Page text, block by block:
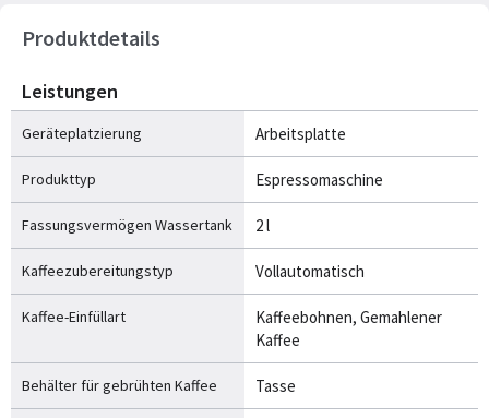
Produktdetails
Leistungen
Geräteplatzierung Arbeitsplatte
Produkttyp Espressomaschine
Fassungsvermögen Wassertank 2 l
Kaffeezubereitungstyp Vollautomatisch
Kaffee-Einfüllart
Kaffeebohnen, Gemahlener
Kaffee
Behälter für gebrühten Kaffee Tasse